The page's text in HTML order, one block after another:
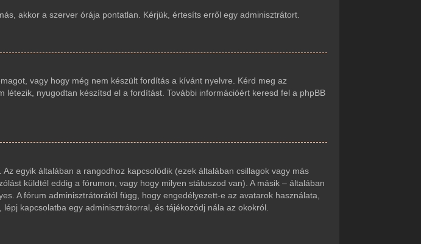
akkor a szerver órája pontatlan. Kérjük, értesíts erről egy adminisztrátort.
vagy hogy még nem készült fordítás a kívánt nyelvre. Kérd meg az
nyugodtan készítsd el a fordítást. További információért keresd fel a phpBB
egyik általában a rangodhoz kapcsolódik (ezek általában csillagok vagy más
küldtél eddig a fórumon, vagy hogy milyen státuszod van). A másik – általában
A fórum adminisztrátorától függ, hogy engedélyezett-e az avatarok használata,
kapcsolatba egy adminisztrátorral, és tájékozódj nála az okokról.